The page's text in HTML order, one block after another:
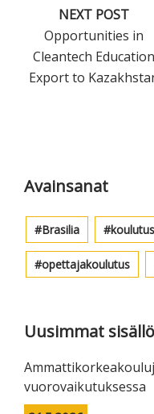
NEXT POST
Opportunities in
Cleantech Education
Export to
Avainsanat
Brasilia
opettajakoulutus
Uusimmat
vuorovaikutuksessa